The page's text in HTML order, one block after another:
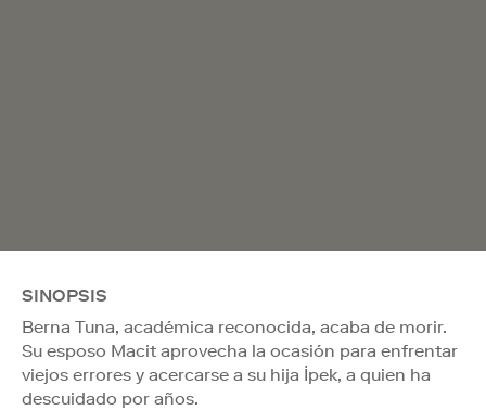
SINOPSIS
Berna Tuna, académica reconocida, acaba de morir.
Su esposo Macit aprovecha la ocasión para enfrentar
viejos errores y acercarse a su hija İpek, a quien ha
descuidado por años.